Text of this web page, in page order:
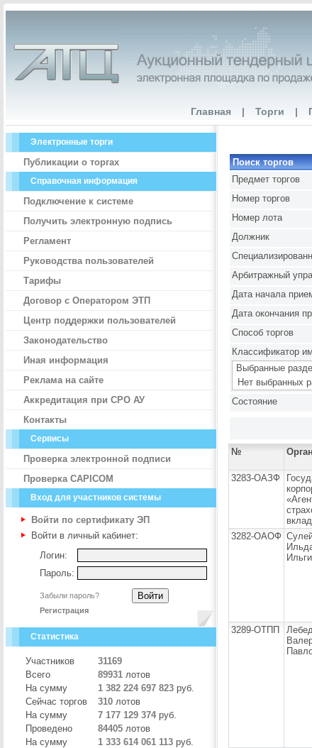
Главная | Торги |
Электронные торги
Публикации о торгах
Справочная информация
Подключение к системе
Получить электронную подпись
Регламент
Руководства пользователей
Тарифы
Договор с Оператором ЭТП
Центр поддержки пользователей
Законодательство
Иная информация
Реклама на сайте
Аккредитация при СРО АУ
Контакты
Сервисы
Проверка электронной подписи
Проверка CAPICOM
Вход для участников системы
Войти по сертификату ЭП
Войти в личный кабинет:
Логин:
Пароль:
Забыли пароль?
Регистрация
Статистика
Участников
31169
Всего
89931 лотов
На сумму
1 382 224 697 823 руб.
Сейчас торгов
310 лотов
На сумму
7 177 129 374 руб.
Проведено
84405 лотов
На сумму
1 333 614 061 113 руб.
Поиск торгов
Предмет торгов
Номер торгов
Номер лота
Должник
Арбитражный
Дата начала
Дата окончания
Способ торгов
Классификатор
Выбранные
Нет выбранных
Состояние
№
3283-ОАЗФ
3282-ОАОФ
3289-ОТПП